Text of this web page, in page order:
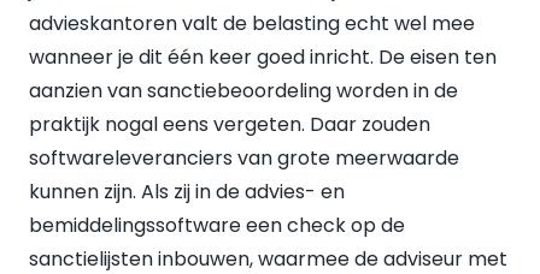
advieskantoren valt de belasting echt wel mee
wanneer je dit één keer goed inricht. De eisen ten
aanzien van sanctiebeoordeling worden in de
praktijk nogal eens vergeten. Daar zouden
softwareleveranciers van grote meerwaarde
kunnen zijn. Als zij in de advies- en
bemiddelingssoftware een check op de
sanctielijsten inbouwen, waarmee de adviseur met